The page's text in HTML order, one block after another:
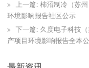
上一篇: 柿沼制冷（苏
环境影响报告社区公示
下一篇: 久度电子科技
产项目环境影响报告全本